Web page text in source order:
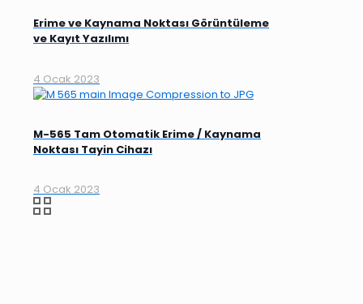
Erime ve Kaynama Noktası Görüntüleme
ve Kayıt Yazılımı
4 Ocak 2023
M-565 Tam Otomatik Erime / Kaynama
Noktası Tayin Cihazı
4 Ocak 2023